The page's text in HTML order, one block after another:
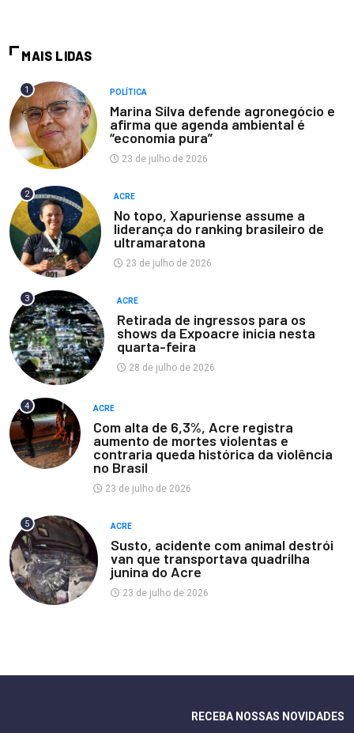
MAIS LIDAS
1 POLÍTICA
Marina Silva defende agronegócio e
afirma que agenda ambiental é
“economia pura”
23 de julho de 2026
2 ACRE
No topo, Xapuriense assume a
liderança do ranking brasileiro de
ultramaratona
23 de julho de 2026
3 ACRE
Retirada de ingressos para os
shows da Expoacre inicia nesta
quarta-feira
28 de julho de 2026
4 ACRE
Com alta de 6,3%, Acre registra
aumento de mortes violentas e
contraria queda histórica da violência
no Brasil
23 de julho de 2026
5 ACRE
Susto, acidente com animal destrói
van que transportava quadrilha
junina do Acre
23 de julho de 2026
RECEBA NOSSAS NOVIDADES